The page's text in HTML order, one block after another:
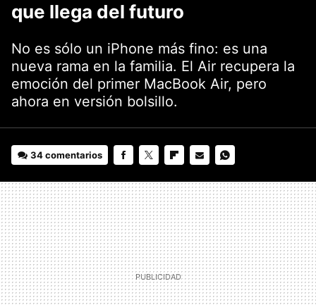
que llega del futuro
No es sólo un iPhone más fino: es una
nueva rama en la familia. El Air recupera la
emoción del primer MacBook Air, pero
ahora en versión bolsillo.
34 comentarios
MAIL